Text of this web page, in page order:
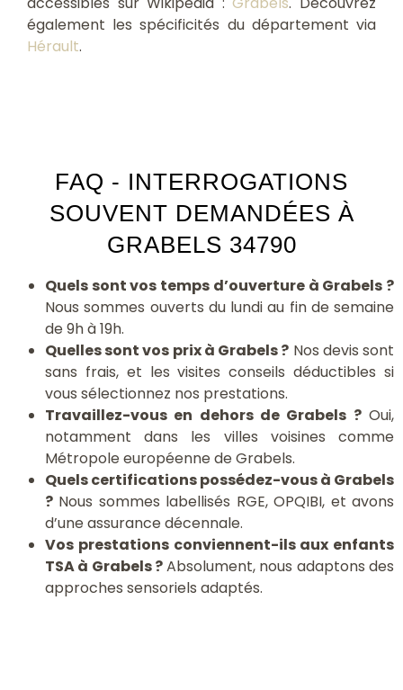
également les spécificités du département via
Hérault.
FAQ - INTERROGATIONS
SOUVENT DEMANDÉES À
GRABELS 34790
Quels sont vos temps d’ouverture à Grabels ?
Nous sommes ouverts du lundi au fin de semaine
de 9h à 19h.
Quelles sont vos prix à Grabels ? Nos devis sont
sans frais, et les visites conseils déductibles si
vous sélectionnez nos prestations.
Travaillez-vous en dehors de Grabels ?Oui,
notamment dans les villes voisines comme
Métropole européenne de Grabels.
Quels certifications possédez-vous à Grabels
? Nous sommes labellisés RGE, OPQIBI, et avons
d’une assurance décennale.
Vos prestations conviennent-ils aux enfants
TSA à Grabels ?Absolument, nous adaptons des
approches sensoriels adaptés.